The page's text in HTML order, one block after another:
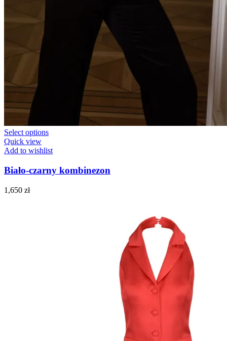
Select options
Quick view
Add to wishlist
Biało-czarny kombinezon
1,650 zł